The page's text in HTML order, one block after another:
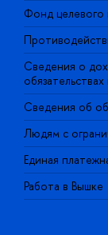
Фонд целевого
Сведения о
Сведения об
Людям с
Единая
Работа в Вышке